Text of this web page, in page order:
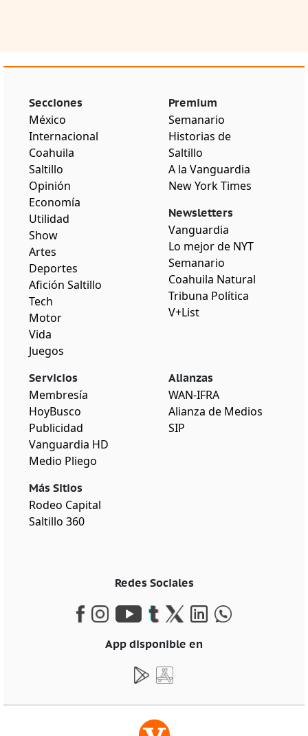
Secciones
México
Internacional
Coahuila
Saltillo
Opinión
Economía
Utilidad
Show
Artes
Deportes
Afición Saltillo
Tech
Motor
Vida
Juegos
Premium
Semanario
Historias de
Saltillo
A la Vanguardia
New York Times
Newsletters
Vanguardia
Lo mejor de NYT
Semanario
Coahuila Natural
Tribuna Política
V+List
Servicios
Membresía
HoyBusco
Publicidad
Vanguardia HD
Medio Pliego
Más Sitios
Rodeo Capital
Saltillo 360
Alianzas
WAN-IFRA
Alianza de Medios
SIP
Redes Sociales
App disponible en